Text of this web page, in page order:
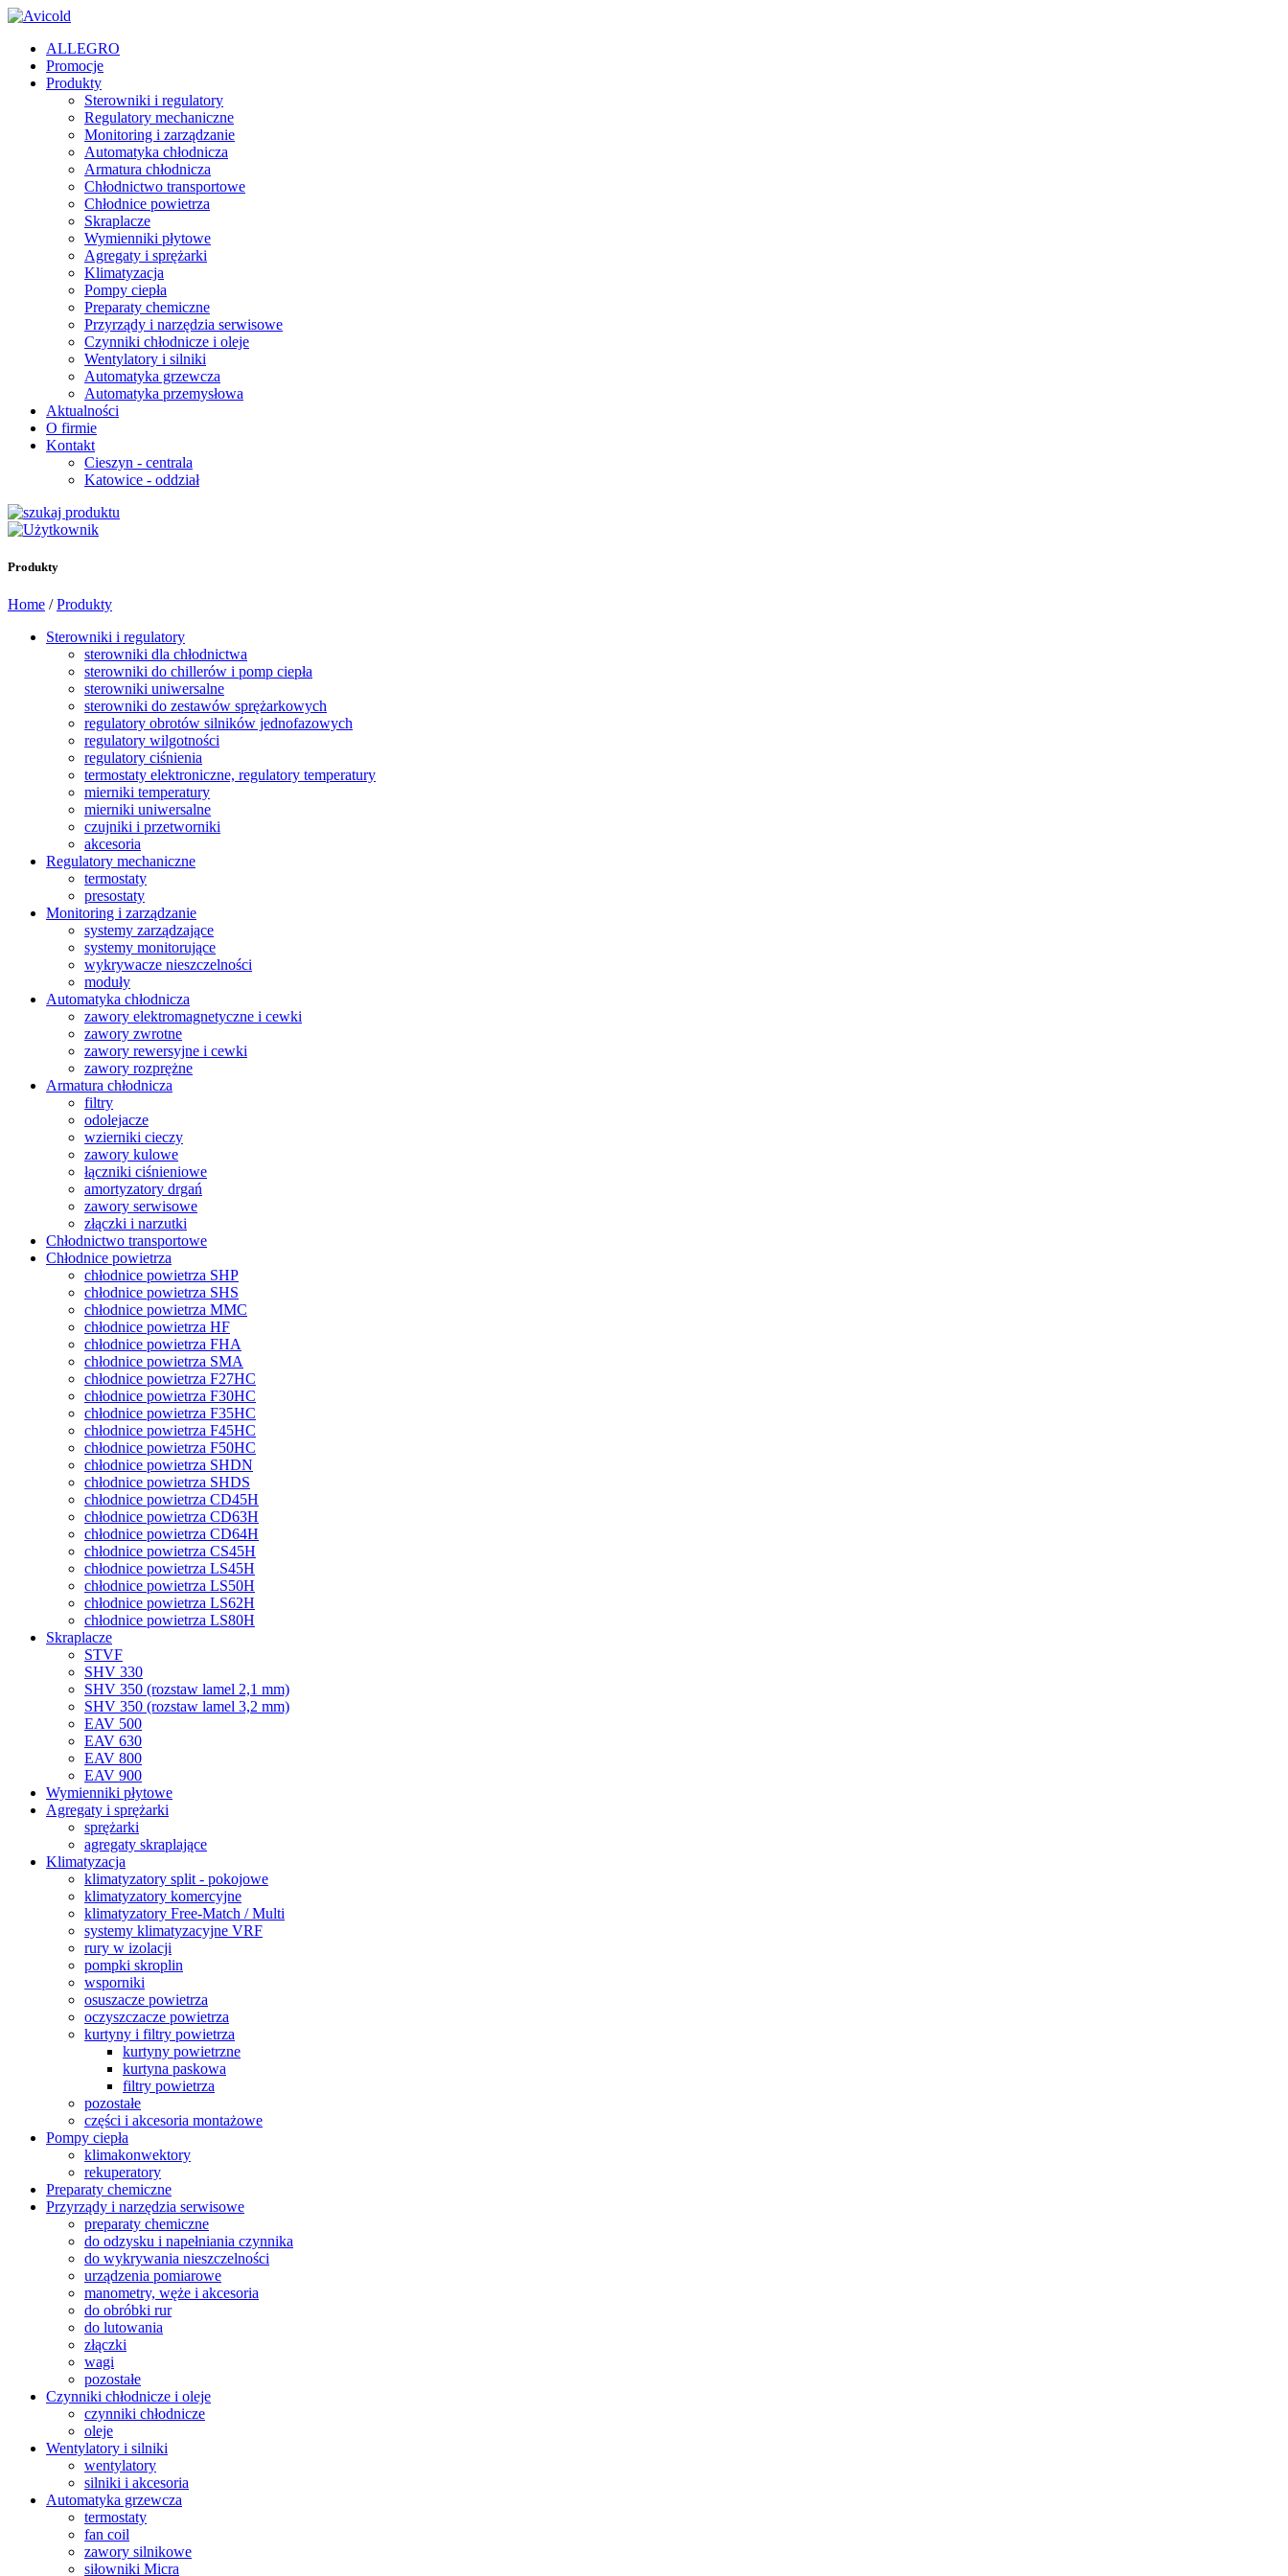
ALLEGRO
Promocje
Produkty
Sterowniki i regulatory
Regulatory mechaniczne
Monitoring i zarządzanie
Automatyka chłodnicza
Armatura chłodnicza
Chłodnictwo transportowe
Chłodnice powietrza
Skraplacze
Wymienniki płytowe
Agregaty i sprężarki
Klimatyzacja
Pompy ciepła
Preparaty chemiczne
Przyrządy i narzędzia serwisowe
Czynniki chłodnicze i oleje
Wentylatory i silniki
Automatyka grzewcza
Automatyka przemysłowa
Aktualności
O firmie
Kontakt
Cieszyn - centrala
Katowice - oddział
Produkty
Home /Produkty
Sterowniki i regulatory
sterowniki dla chłodnictwa
sterowniki do chillerów i pomp ciepła
sterowniki uniwersalne
sterowniki do zestawów sprężarkowych
regulatory obrotów silników jednofazowych
regulatory wilgotności
regulatory ciśnienia
termostaty elektroniczne, regulatory temperatury
mierniki temperatury
mierniki uniwersalne
czujniki i przetworniki
akcesoria
Regulatory mechaniczne
termostaty
presostaty
Monitoring i zarządzanie
systemy zarządzające
systemy monitorujące
wykrywacze nieszczelności
moduły
Automatyka chłodnicza
zawory elektromagnetyczne i cewki
zawory zwrotne
zawory rewersyjne i cewki
zawory rozprężne
Armatura chłodnicza
filtry
odolejacze
wzierniki cieczy
zawory kulowe
łączniki ciśnieniowe
amortyzatory drgań
zawory serwisowe
złączki i narzutki
Chłodnictwo transportowe
Chłodnice powietrza
chłodnice powietrza SHP
chłodnice powietrza SHS
chłodnice powietrza MMC
chłodnice powietrza HF
chłodnice powietrza FHA
chłodnice powietrza SMA
chłodnice powietrza F27HC
chłodnice powietrza F30HC
chłodnice powietrza F35HC
chłodnice powietrza F45HC
chłodnice powietrza F50HC
chłodnice powietrza SHDN
chłodnice powietrza SHDS
chłodnice powietrza CD45H
chłodnice powietrza CD63H
chłodnice powietrza CD64H
chłodnice powietrza CS45H
chłodnice powietrza LS45H
chłodnice powietrza LS50H
chłodnice powietrza LS62H
chłodnice powietrza LS80H
Skraplacze
STVF
SHV 330
SHV 350 (rozstaw lamel 2,1 mm)
SHV 350 (rozstaw lamel 3,2 mm)
EAV 500
EAV 630
EAV 800
EAV 900
Wymienniki płytowe
Agregaty i sprężarki
sprężarki
agregaty skraplające
Klimatyzacja
klimatyzatory split - pokojowe
klimatyzatory komercyjne
klimatyzatory Free-Match / Multi
systemy klimatyzacyjne VRF
rury w izolacji
pompki skroplin
wsporniki
osuszacze powietrza
oczyszczacze powietrza
kurtyny i filtry powietrza
kurtyny powietrzne
kurtyna paskowa
filtry powietrza
pozostałe
części i akcesoria montażowe
Pompy ciepła
klimakonwektory
rekuperatory
Preparaty chemiczne
Przyrządy i narzędzia serwisowe
preparaty chemiczne
do odzysku i napełniania czynnika
do wykrywania nieszczelności
urządzenia pomiarowe
manometry, węże i akcesoria
do obróbki rur
do lutowania
złączki
wagi
pozostałe
Czynniki chłodnicze i oleje
czynniki chłodnicze
oleje
Wentylatory i silniki
wentylatory
silniki i akcesoria
Automatyka grzewcza
termostaty
fan coil
zawory silnikowe
siłowniki Micra